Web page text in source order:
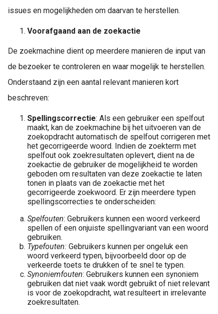
issues en mogelijkheden om daarvan te herstellen.
Voorafgaand aan de zoekactie
De zoekmachine dient op meerdere manieren de input van
de bezoeker te controleren en waar mogelijk te herstellen.
Onderstaand zijn een aantal relevant manieren kort
beschreven:
Spellingscorrectie: Als een gebruiker een spelfout
maakt, kan de zoekmachine bij het uitvoeren van de
zoekopdracht automatisch de spelfout corrigeren met
het gecorrigeerde woord. Indien de zoekterm met
spelfout ook zoekresultaten oplevert, dient na de
zoekactie de gebruiker de mogelijkheid te worden
geboden om resultaten van deze zoekactie te laten
tonen in plaats van de zoekactie met het
gecorrigeerde zoekwoord. Er zijn meerdere typen
spellingscorrecties te onderscheiden:
Spelfouten: Gebruikers kunnen een woord verkeerd
spellen of een onjuiste spellingvariant van een woord
gebruiken.
Typefouten: Gebruikers kunnen per ongeluk een
woord verkeerd typen, bijvoorbeeld door op de
verkeerde toets te drukken of te snel te typen.
Synoniemfouten: Gebruikers kunnen een synoniem
gebruiken dat niet vaak wordt gebruikt of niet relevant
is voor de zoekopdracht, wat resulteert in irrelevante
zoekresultaten.